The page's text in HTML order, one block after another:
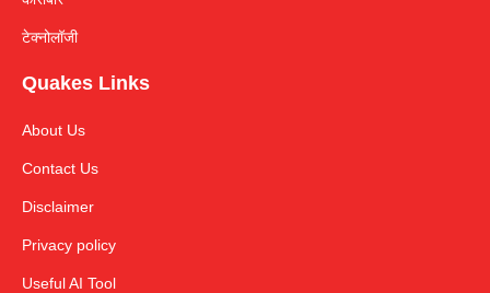
टेक्नोलॉजी
Quakes Links
About Us
Contact Us
Disclaimer
Privacy policy
Useful AI Tool